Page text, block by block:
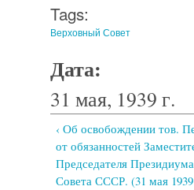
Tags:
Верховный Совет
Дата:
31 мая, 1939 г.
‹ Об освобождении тов.
от обязанностей
Председателя
Совета СССР. (31 мая